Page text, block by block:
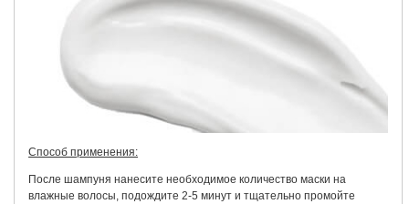
Способ применения:
После шампуня нанесите необходимое количество маски на
влажные волосы, подождите 2-5 минут и тщательно промойте